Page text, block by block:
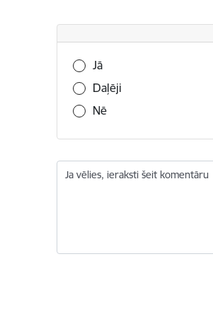
Vai šī informācija bija
Jā
Daļēji
Nē
Ja vēlies, ieraksti šeit komentāru